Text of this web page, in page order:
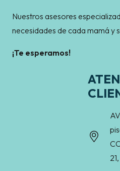
Nuestros asesores
necesidades de cada mamá y
¡Te esperamos!